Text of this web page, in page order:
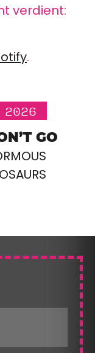
verdient:
.
2026
GO